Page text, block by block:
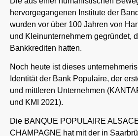
hervorgegangenen Institute der
wurden vor über 100 Jahren von
und Kleinunternehmern gegründet,
Bankkrediten hatten.
Noch heute ist dieses
Identität der Bank Populaire, der
und mittleren Unternehmen
und KMI 2021).
Die BANQUE POPULAIRE
CHAMPAGNE hat mit der in